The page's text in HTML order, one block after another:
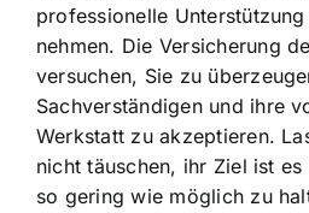
professionelle
nehmen. Die Versicherung
versuchen, Sie zu
Sachverständigen und ihre
Werkstatt zu akzeptieren.
nicht täuschen, ihr Ziel ist
so gering wie möglich zu